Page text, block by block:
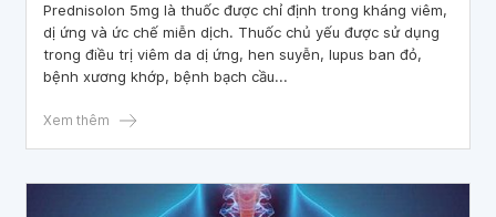
Prednisolon 5mg là thuốc được chỉ định trong kháng viêm,
dị ứng và ức chế miễn dịch. Thuốc chủ yếu được sử dụng
trong điều trị viêm da dị ứng, hen suyễn, lupus ban đỏ,
bệnh xương khớp, bệnh bạch cầu...
Xem thêm